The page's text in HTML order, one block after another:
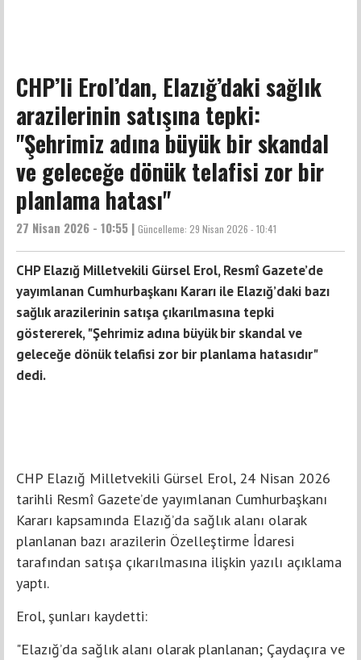
CHP’li Erol’dan, Elazığ’daki sağlık
arazilerinin satışına tepki:
"Şehrimiz adına büyük bir skandal
ve geleceğe dönük telafisi zor bir
planlama hatası"
27 Nisan 2026 - 10:55 | Güncelleme: 29 Nisan 2026 - 10:41
CHP Elazığ Milletvekili Gürsel Erol, Resmî Gazete’de
yayımlanan Cumhurbaşkanı Kararı ile Elazığ’daki bazı
sağlık arazilerinin satışa çıkarılmasına tepki
göstererek, "Şehrimiz adına büyük bir skandal ve
geleceğe dönük telafisi zor bir planlama hatasıdır"
dedi.
CHP Elazığ Milletvekili Gürsel Erol, 24 Nisan 2026
tarihli Resmî Gazete’de yayımlanan Cumhurbaşkanı
Kararı kapsamında Elazığ’da sağlık alanı olarak
planlanan bazı arazilerin Özelleştirme İdaresi
tarafından satışa çıkarılmasına ilişkin yazılı açıklama
yaptı.
Erol, şunları kaydetti:
"Elazığ’da sağlık alanı olarak planlanan; Çaydaçıra ve